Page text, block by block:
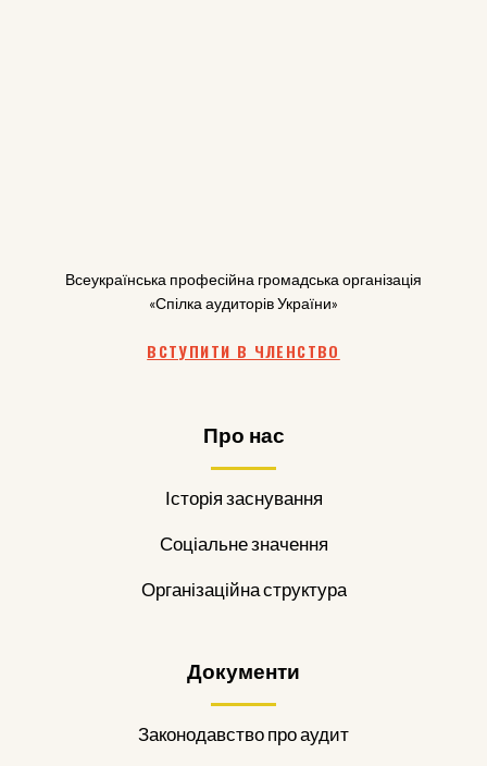
Всеукраїнська професійна громадська організація
«Спілка аудиторів України»
ВСТУПИТИ В ЧЛЕНСТВО
Про нас
Історія заснування
Соціальне значення
Організаційна структура
Документи
Законодавство про аудит